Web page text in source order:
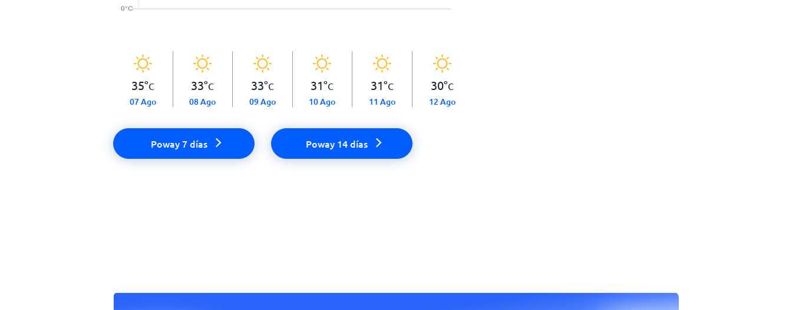
35°C
07 Ago
33°C
08 Ago
33°C
09 Ago
31°C
10 Ago
31°C
11 Ago
30°C
12 Ago
Poway 7 días Poway 14 días